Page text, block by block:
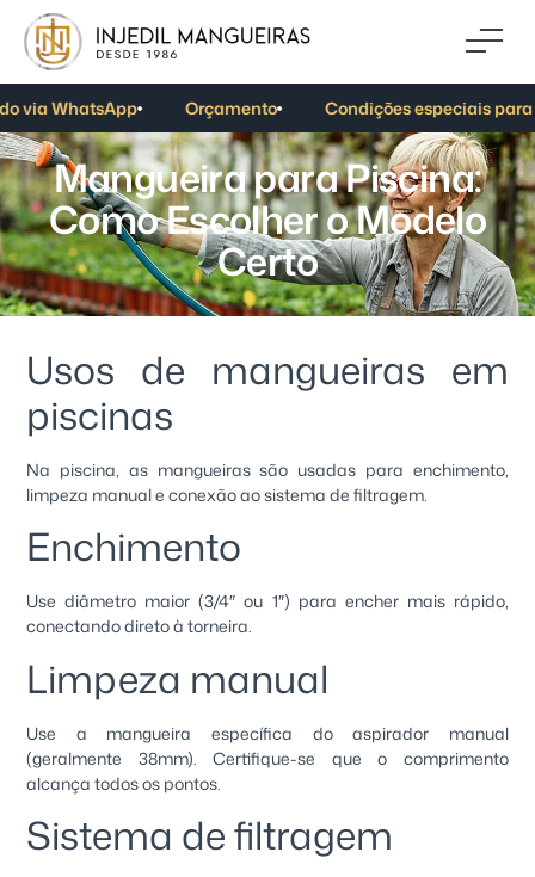
via WhatsApp Orçamento Condições especiais para
MangueiraparaPiscina:
ComoEscolheroModelo
Certo
Usos de mangueiras em
piscinas
Na piscina, as mangueiras são usadas para enchimento,
limpeza manual e conexão ao sistema de filtragem.
Enchimento
Use diâmetro maior (3/4″ ou 1″) para encher mais rápido,
conectando direto à torneira.
Limpeza manual
Use a mangueira específica do aspirador manual
(geralmente 38mm). Certifique-se que o comprimento
alcança todos os pontos.
Sistema de filtragem